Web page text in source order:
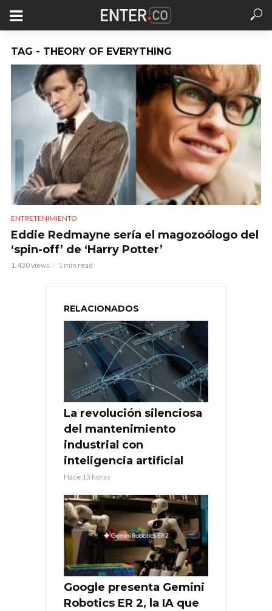
TAG - THEORY OF EVERYTHING
ENTRETENIMIENTO
Eddie Redmayne sería el magozoólogo del
‘spin-off’ de ‘Harry Potter’
1.430 views 1 min read
RELACIONADOS
La revolución silenciosa
del mantenimiento
industrial con
inteligencia artificial
Hace 13 horas
Google presenta Gemini
Robotics ER 2, la IA que